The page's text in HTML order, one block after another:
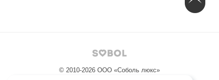
© 2010-2026 ООО «Соболь люкс»